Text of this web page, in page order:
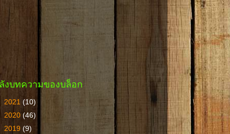
งบทความของบล็อก
2021 (10)
2020 (46)
2019 (9)